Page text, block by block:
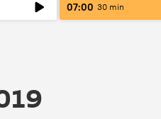
07:00 30 min